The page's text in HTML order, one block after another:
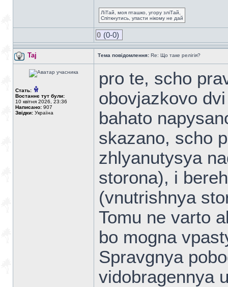
ЛіТай, моя пташко, угору зліТай,
Спіткнутись, упасти нікому не дай
0 (0-0)
Taj Тема повідомлення: Re: Що таке релігія?
Стать:
Востаннє тут були:
10 квітня 2026, 23:36
Написано: 907
Звідки: Україна
pro te, scho
obovjazkovo
bahato
skazano, scho
zhlyanutysya
storona), i
(vnutrishnya
Tomu ne varto
bo mogna
Spravgnya
vidobragennya